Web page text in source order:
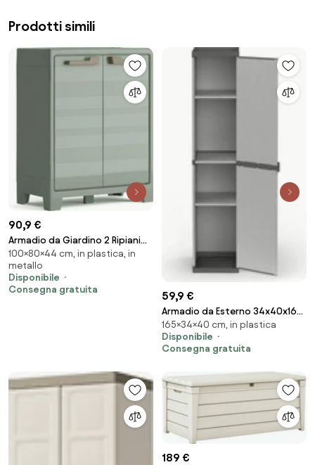
Prodotti simili
90,9 €
Armadio da Giardino 2 Ripiani
80x44x100 cm Keter Planet
Outdoor Basso Grigio e Verde...
100×80×44 cm, in plastica, in
metallo
Disponibile
Consegna gratuita
59,9 €
Armadio da Esterno 34x40x165
cm 1 Anta 4 Ripiani in Resina
Grigio...
165×34×40 cm, in plastica
Disponibile
Consegna gratuita
189 €